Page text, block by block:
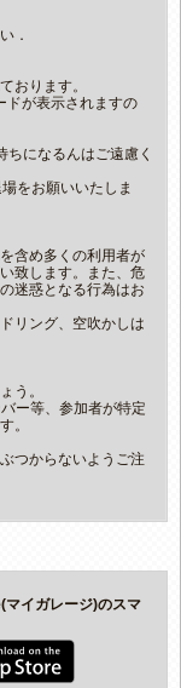
．
おります。
ドが表示されますの
になるんはご遠慮く
をお願いいたしま
含め多くの利用者が
致します。また、危
迷惑となる行為はお
リング、空吹かしは
う。
ー等、参加者が特定
。
つからないようご注
イガレージ)のスマ